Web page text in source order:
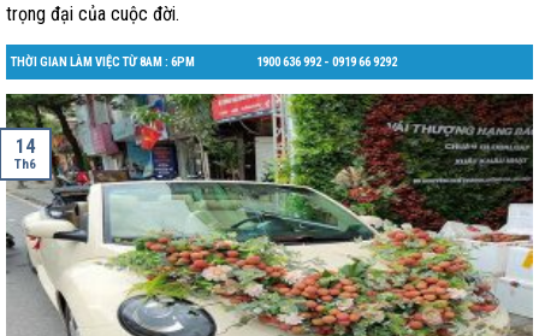
trọng đại của cuộc đời.
THỜI GIAN LÀM VIỆC TỪ 8AM : 6PM 1900 636 992 - 0919 66 9292
14
Th6